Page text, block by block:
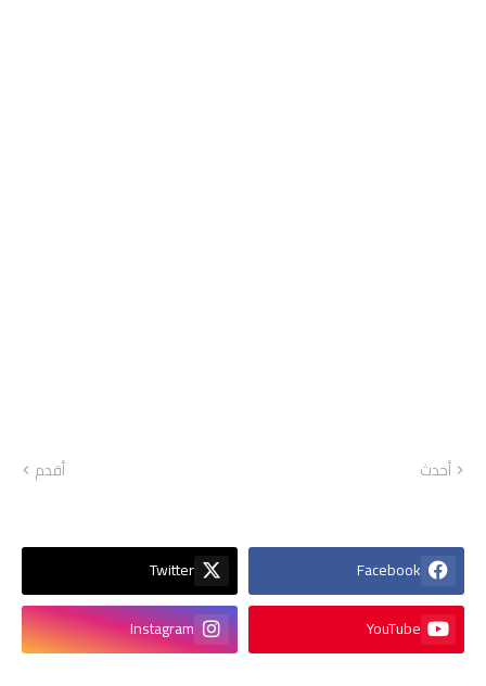
أحدث أقدم
Facebook
Twitter
YouTube
Instagram